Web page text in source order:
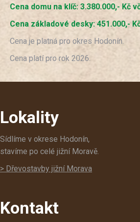
Cena domu na klíč: 3.380.000,- Kč
Cena základové desky: 451.000,-
Cena je platná pro okres Hodonín.
Cena platí pro rok 2026.
Lokality
Sídlíme v okrese Hodonín,
stavíme po celé jižní Moravě.
> Dřevostavby jižní Morava
Kontakt